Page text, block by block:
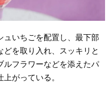
ュいちごを配置し、最下部
を取り入れ、スッキリと
ルフラワーなどを添えたパ
がっている。